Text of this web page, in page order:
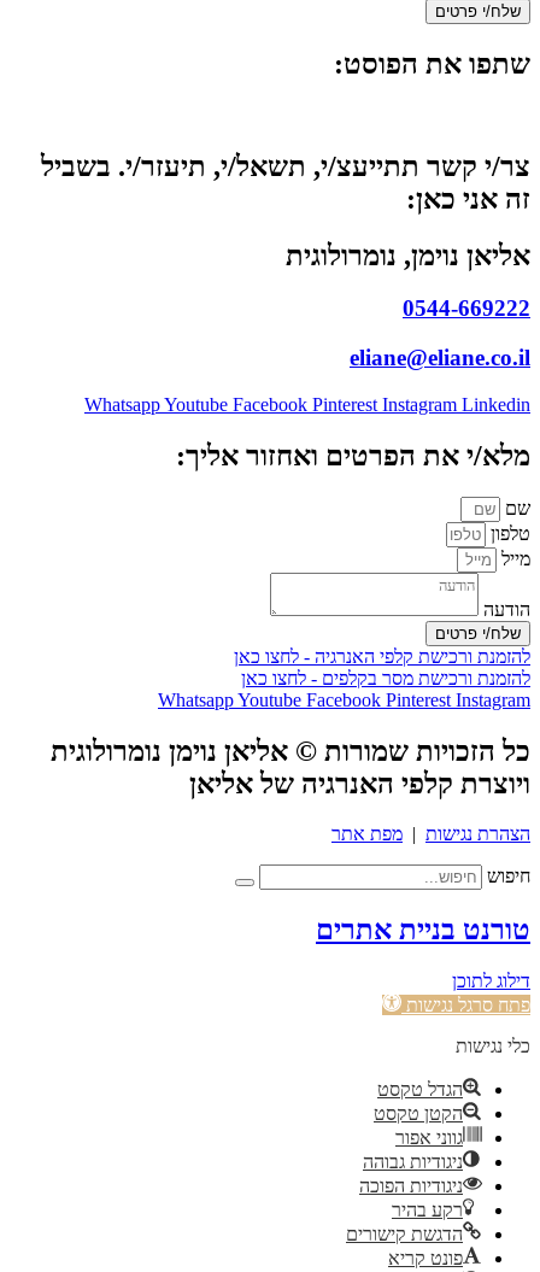
שלח/י פרטים
שתפו את הפוסט:
צר/י קשר תתייעצ/י, תשאל/י, תיעזר/י. בשביל
זה אני כאן:
אליאן נוימן, נומרולוגית
0544-669222
eliane@eliane.co.il
WhatsappYoutube Facebook Pinterest Instagram Linkedin
מלא/י את הפרטים ואחזור אליך:
שם
טלפון
מייל
הודעה
שלח/י פרטים
להזמנת ורכישת קלפי האנרגיה - לחצו כאן
להזמנת ורכישת מסר בקלפים - לחצו כאן
WhatsappYoutube Facebook Pinterest Instagram
כל הזכויות שמורות © אליאן נוימן נומרולוגית
ויוצרת קלפי האנרגיה של אליאן
הצהרת נגישות מפת אתר
חיפוש
טורנט בניית אתרים
דילוג לתוכן
פתח סרגל נגישות
כלי נגישות
הגדל טקסט
הקטן טקסט
גווני אפור
ניגודיות גבוהה
ניגודיות הפוכה
רקע בהיר
הדגשת קישורים
פונט קריא